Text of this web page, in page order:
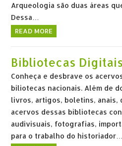
Arqueologia são duas áreas
Dessa…
READ MORE
Bibliotecas
Conheça e desbrave os
biliotecas nacionais. Além de
livros, artigos, boletins, anais,
acervos dessas bibliotecas
audivisuais, fotografias,
para o trabalho do